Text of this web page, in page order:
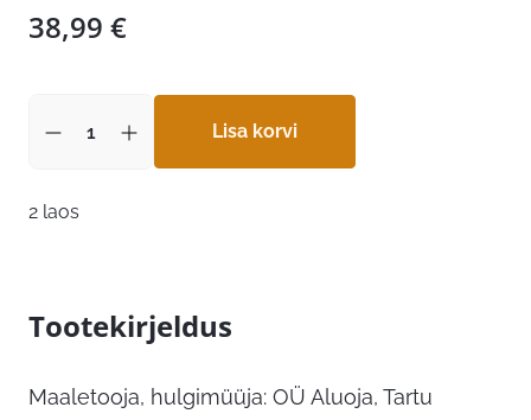
38,99 €
Lisa korvi
2 laos
Tootekirjeldus
Maaletooja, hulgimüüja: OÜ Aluoja, Tartu